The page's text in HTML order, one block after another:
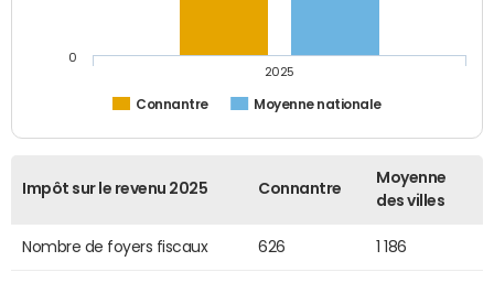
Connantre Moyenne nationale
2025
0
Impôt sur le revenu 2025 Connantre
Moyenne
des villes
Nombre de foyers fiscaux 626 1 186